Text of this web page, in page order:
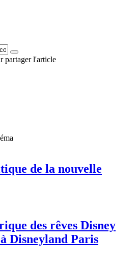
partager l'article
de la nouvelle
des rêves Disney
Disneyland Paris